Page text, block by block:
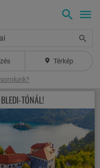
Térkép
TÓNÁL!